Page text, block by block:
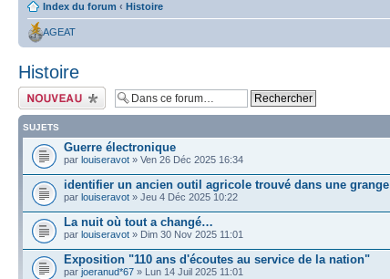
Index du forum ‹ Histoire
AGEAT
Histoire
Écrire un nouveau
sujet
SUJETS
Guerre électronique
par louiseravot » Ven 26 Déc 2025 16:34
identifier un ancien outil agricole trouvé dans une grange
par louiseravot » Jeu 4 Déc 2025 10:22
La nuit où tout a changé…
par louiseravot » Dim 30 Nov 2025 11:01
Exposition "110 ans d'écoutes au service de la nation"
par joeranud*67 » Lun 14 Juil 2025 11:01